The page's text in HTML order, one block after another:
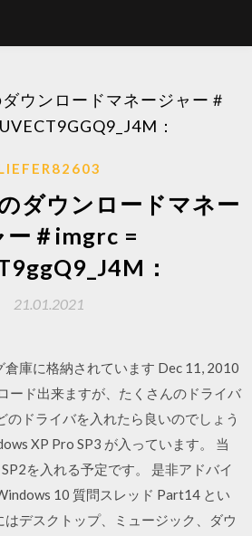
ウンロードマネージャー＃
：
ダウンロードマネー
ー＃imgrc =
：
21.01.2021
庫に格納されています Dec 11, 2010
ード出来ますが、たくさんのドライバ
のドライバを入れたら良いのでしょう
XP Pro SP3 が入っています。 当
を入れる予定です。 是非アドバイ
10 質問スレッド Part14 とい
はデスクトップ、ミュージック、ダウ